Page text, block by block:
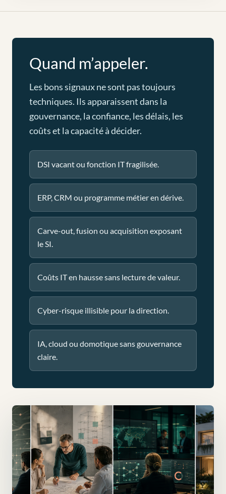
Quand m’appeler.
Les bons signaux ne sont pas toujours
techniques. Ils apparaissent dans la
gouvernance, la confiance, les délais, les
coûts et la capacité à décider.
DSI vacant ou fonction IT fragilisée.
ERP, CRM ou programme métier en dérive.
Carve-out, fusion ou acquisition exposant
le SI.
Coûts IT en hausse sans lecture de valeur.
Cyber-risque illisible pour la direction.
IA, cloud ou domotique sans gouvernance
claire.